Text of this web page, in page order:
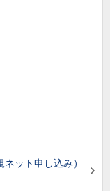
ット申し込み）